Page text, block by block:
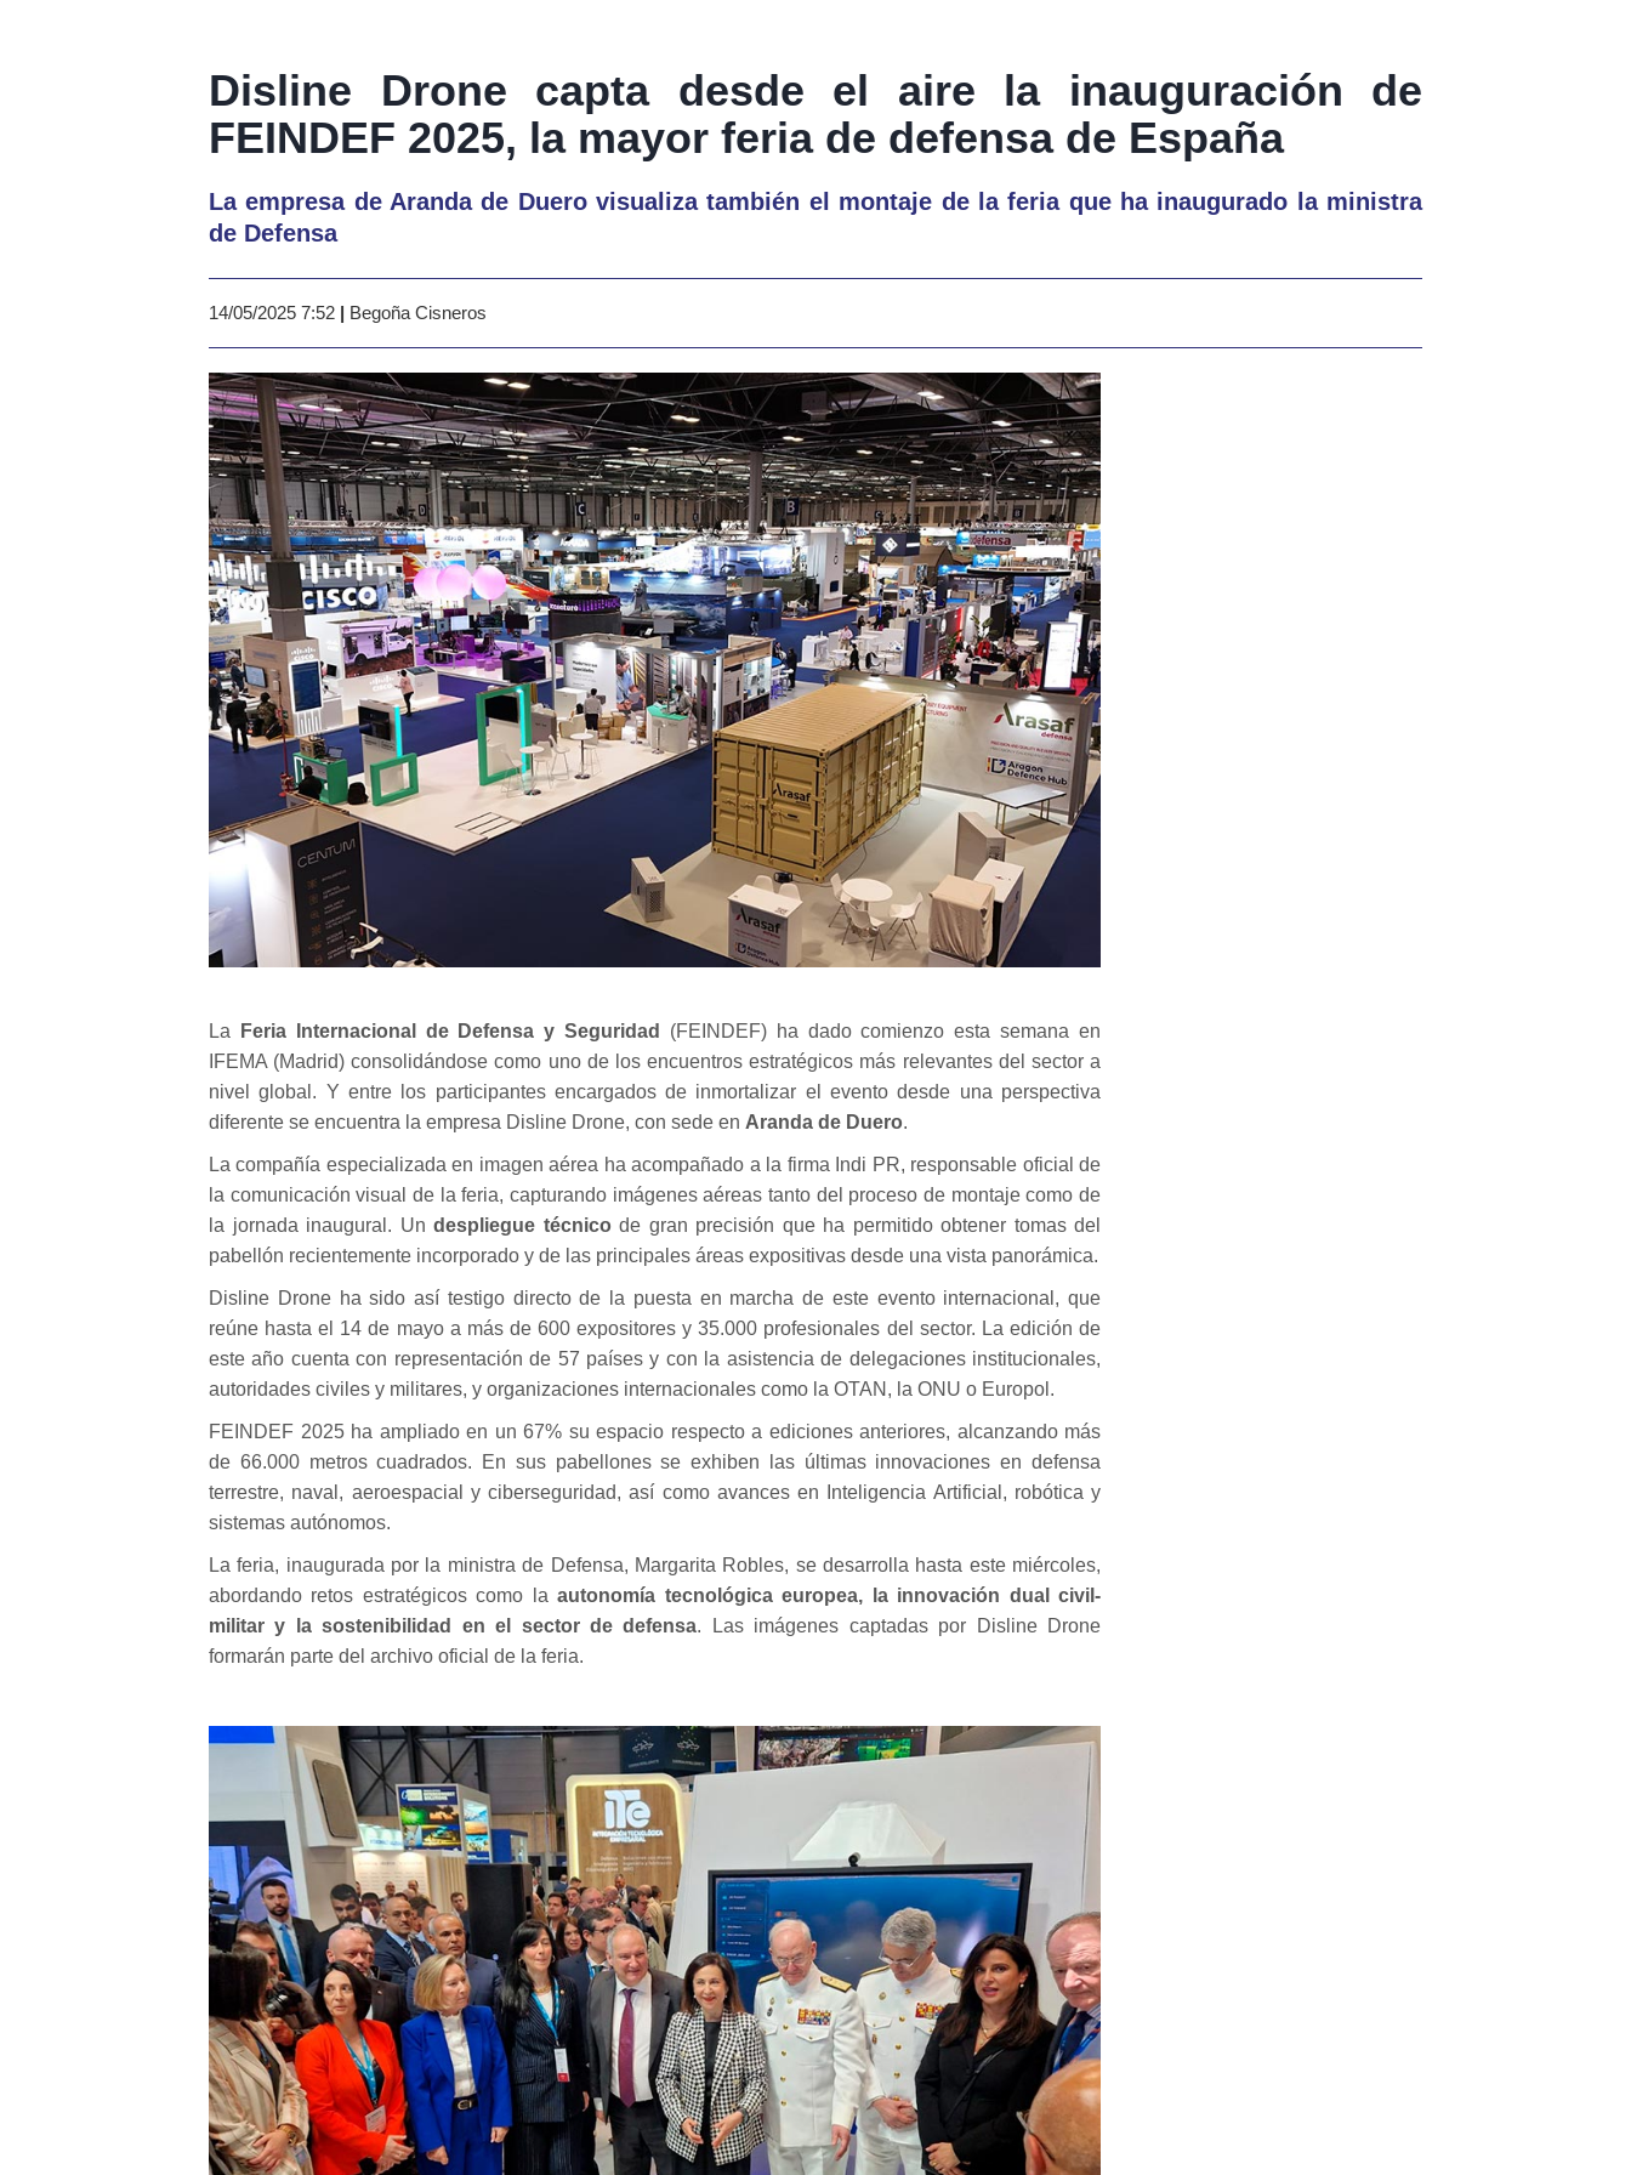
Disline Drone capta desde el aire la inauguración de
FEINDEF 2025, la mayor feria de defensa de España
La empresa de Aranda de Duero visualiza también el montaje de la feria que ha inaugurado la ministra
de Defensa
14/05/2025 7:52 | Begoña Cisneros
La Feria Internacional de Defensa y Seguridad
(FEINDEF) ha dado comienzo esta semana en
IFEMA (Madrid) consolidándose como uno de los encuentros estratégicos más relevantes del sector a
nivel global. Y entre los participantes encargados de inmortalizar el evento desde una perspectiva
diferente se encuentra la empresa Disline Drone, con sede en Aranda de Duero.
La compañía especializada en imagen aérea ha acompañado a la firma Indi PR, responsable oficial de
la comunicación visual de la feria, capturando imágenes aéreas tanto del proceso de montaje como de
la jornada inaugural. Un despliegue técnico de gran precisión que ha permitido obtener tomas del
pabellón recientemente incorporado y de las principales áreas expositivas desde una vista panorámica.
Disline Drone ha sido así testigo directo de la puesta en marcha de este evento internacional, que
reúne hasta el 14 de mayo a más de 600 expositores y 35.000 profesionales del sector. La edición de
este año cuenta con representación de 57 países y con la asistencia de delegaciones institucionales,
autoridades civiles y militares, y organizaciones internacionales como la OTAN, la ONU o Europol.
FEINDEF 2025 ha ampliado en un 67% su espacio respecto a ediciones anteriores, alcanzando más
de 66.000 metros cuadrados. En sus pabellones se exhiben las últimas innovaciones en defensa
terrestre, naval, aeroespacial y ciberseguridad, así como avances en Inteligencia Artificial, robótica y
sistemas autónomos.
La feria, inaugurada por la ministra de Defensa, Margarita Robles, se desarrolla hasta este miércoles,
abordando retos estratégicos como laautonomía tecnológica europea, la innovación dual civil-
militar y la sostenibilidad en el sector de defensa. Las imágenes captadas por Disline Drone
formarán parte del archivo oficial de la feria.